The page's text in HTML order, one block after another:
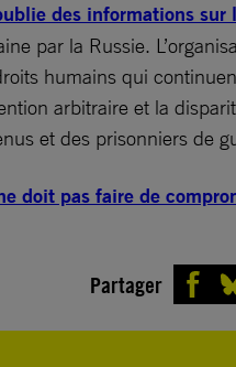
des informations sur
par la Russie.
humains qui
arbitraire et la
et des prisonniers de
doit pas faire de
Partager